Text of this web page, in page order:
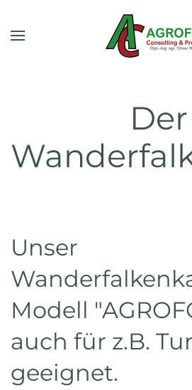
Skip to main content
Der
Unser
Modell
auch für z.B.
geeignet.